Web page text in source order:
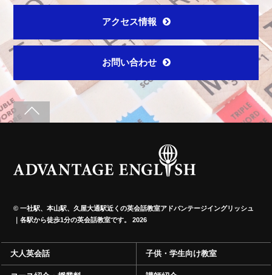
アクセス情報
お問い合わせ
©一社駅、本山駅、久屋大通駅近くの英会話教室アドバンテージイングリッシュ
｜各駅から徒歩1分の英会話教室です。
2026
大人英会話 子供・学生向け教室